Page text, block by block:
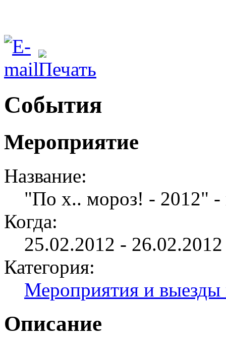
События
Мероприятие
Название:
"По х.. мороз! - 2012" -
Когда:
25.02.2012 - 26.02.2012
Категория:
Мероприятия и выезды
Описание